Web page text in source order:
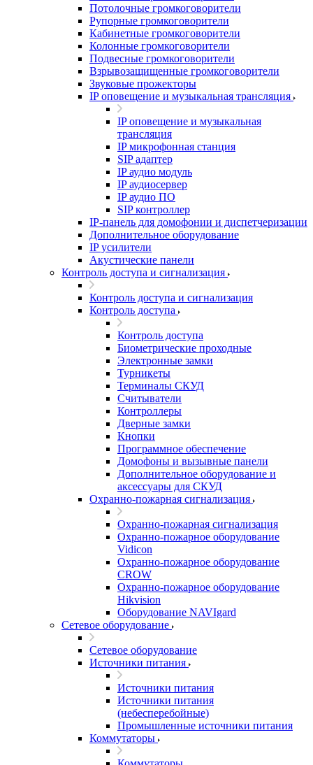
Потолочные громкоговорители
Рупорные громкоговорители
Кабинетные громкоговорители
Колонные громкоговорители
Подвесные громкоговорители
Взрывозащищенные громкоговорители
Звуковые прожекторы
IP оповещение и музыкальная трансляция
IP оповещение и музыкальная
трансляция
IP микрофонная станция
SIP адаптер
IP аудио модуль
IP аудиосервер
IP аудио ПО
SIP контроллер
IP-панель для домофонии и диспетчеризации
Дополнительное оборудование
IP усилители
Акустические панели
Контроль доступа и сигнализация
Контроль доступа и сигнализация
Контроль доступа
Контроль доступа
Биометрические проходные
Электронные замки
Турникеты
Терминалы СКУД
Считыватели
Контроллеры
Дверные замки
Кнопки
Программное обеспечение
Домофоны и вызывные панели
Дополнительное оборудование и
аксессуары для СКУД
Охранно-пожарная сигнализация
Охранно-пожарная сигнализация
Охранно-пожарное оборудование
Vidicon
Охранно-пожарное оборудование
CROW
Охранно-пожарное оборудование
Hikvision
Оборудование NAVIgard
Сетевое оборудование
Сетевое оборудование
Источники питания
Источники питания
Источники питания
(небесперебойные)
Промышленные источники питания
Коммутаторы